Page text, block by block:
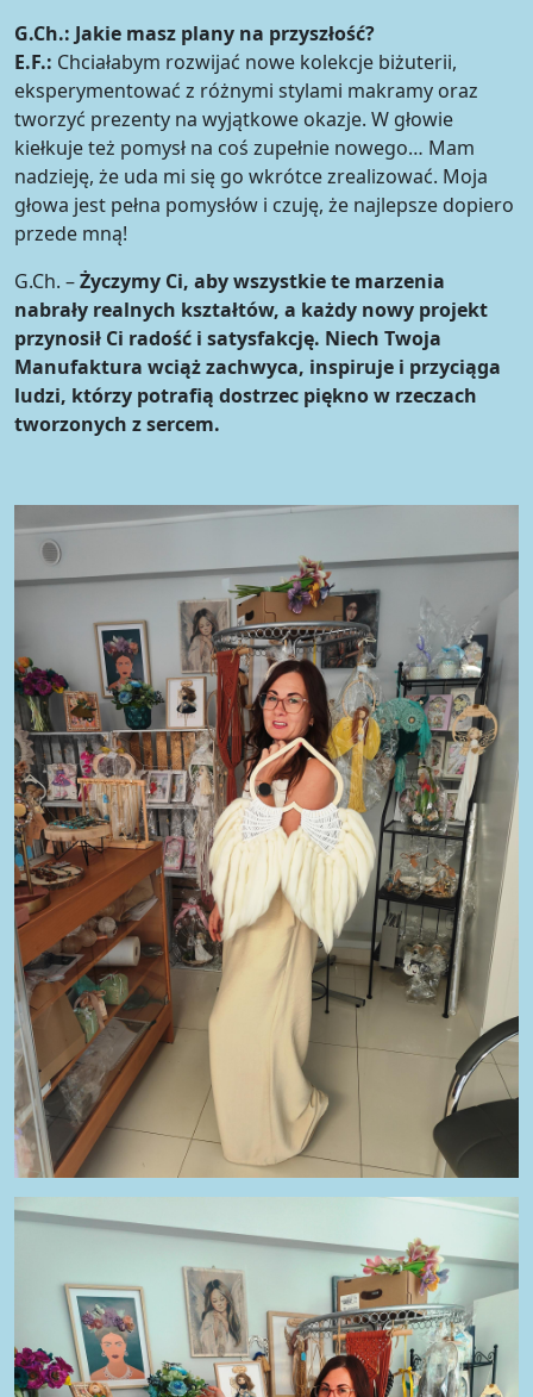
G.Ch.: Jakie masz plany na przyszłość?
E.F.: Chciałabym rozwijać nowe kolekcje biżuterii,
eksperymentować z różnymi stylami makramy oraz
tworzyć prezenty na wyjątkowe okazje. W głowie
kiełkuje też pomysł na coś zupełnie nowego… Mam
nadzieję, że uda mi się go wkrótce zrealizować. Moja
głowa jest pełna pomysłów i czuję, że najlepsze dopiero
przede mną!
G.Ch. –Życzymy Ci, aby wszystkie te marzenia
nabrały realnych kształtów, a każdy nowy projekt
przynosił Ci radość i satysfakcję. Niech Twoja
Manufaktura wciąż zachwyca, inspiruje i przyciąga
ludzi, którzy potrafią dostrzec piękno w rzeczach
tworzonych z sercem.